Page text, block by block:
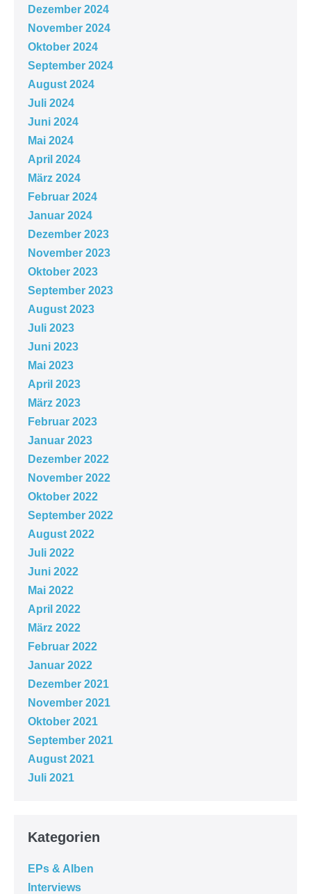
Dezember 2024
November 2024
Oktober 2024
September 2024
August 2024
Juli 2024
Juni 2024
Mai 2024
April 2024
März 2024
Februar 2024
Januar 2024
Dezember 2023
November 2023
Oktober 2023
September 2023
August 2023
Juli 2023
Juni 2023
Mai 2023
April 2023
März 2023
Februar 2023
Januar 2023
Dezember 2022
November 2022
Oktober 2022
September 2022
August 2022
Juli 2022
Juni 2022
Mai 2022
April 2022
März 2022
Februar 2022
Januar 2022
Dezember 2021
November 2021
Oktober 2021
September 2021
August 2021
Juli 2021
Kategorien
EPs & Alben
Interviews